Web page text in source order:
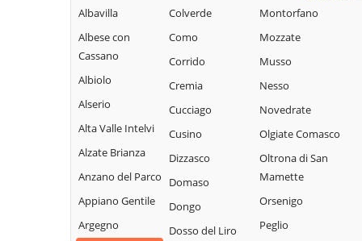
Albavilla
Albese con
Cassano
Albiolo
Alserio
Alta Valle Intelvi
Alzate Brianza
Anzano del Parco
Appiano Gentile
Argegno
Colverde
Como
Corrido
Cremia
Cucciago
Cusino
Dizzasco
Domaso
Dongo
Dosso del Liro
Montorfano
Mozzate
Musso
Nesso
Novedrate
Olgiate Comasco
Oltrona di San
Mamette
Orsenigo
Peglio